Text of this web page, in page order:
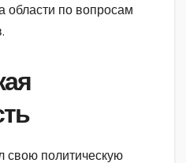
области по вопросам
свою политическую